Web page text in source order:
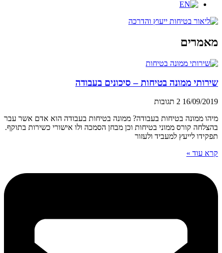
מאמרים
שירותי ממונה בטיחות – סיכונים בעבודה
16/09/2019 2 תגובות
מיהו ממונה בטיחות בעבודה? ממונה בטיחות בעבודה הוא אדם אשר עבר
בהצלחה קורס ממוני בטיחות וכן מבחן הסמכה ולו אישורי כשירות בתוקף.
תפקידו לייעץ למעביד ולעזור
קרא עוד »